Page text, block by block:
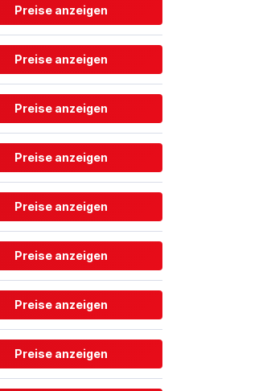
Preise anzeigen
Preise anzeigen
Preise anzeigen
Preise anzeigen
Preise anzeigen
Preise anzeigen
Preise anzeigen
Preise anzeigen